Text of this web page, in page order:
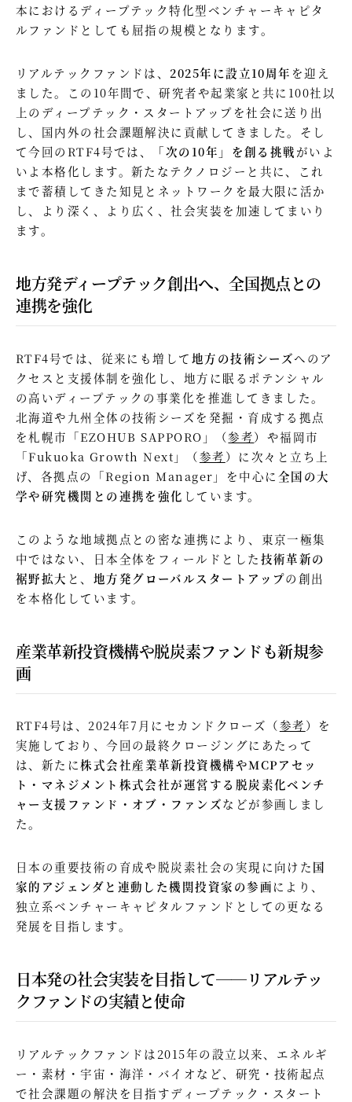
本におけるディープテック特化型ベンチャーキャピタ
ルファンドとしても屈指の規模となります。
リアルテックファンドは、 2025年に設立10周年 を迎え
ました。この10年間で、研究者や起業家と共に100社以
上のディープテック・スタートアップを社会に送り出
し、国内外の社会課題解決に貢献してきました。そし
て今回のRTF4号では、
「次の10年」を創る挑戦がいよ
いよ本格化します。新たなテクノロジーと共に、これ
まで蓄積してきた知見とネットワークを最大限に活か
し、より深く、より広く、社会実装を加速してまいり
ます。
地方発ディープテック創出へ、全国拠点との
連携を強化
RTF4号では、従来にも増して地方の技術シーズへのア
クセスと支援体制を強化し、地方に眠るポテンシャル
の高いディープテックの事業化を推進してきました。
北海道や九州全体の技術シーズを発掘・育成する拠点
を札幌市「EZOHUB SAPPORO」（参考）や福岡市
「Fukuoka Growth Next」（参考）に次々と立ち上
げ、各拠点の「Region Manager」を中心に全国の大
学や研究機関との連携を強化 しています。
このような地域拠点との密な連携により、東京一極集
中ではない、日本全体をフィールドとした技術革新の
裾野拡大 と、 地方発グローバルスタートアップの創出
を本格化しています。
産業革新投資機構や脱炭素ファンドも新規参
画
RTF4号は、2024年7月にセカンドクローズ（参考）を
実施しており、今回の最終クロージングにあたって
は、新たに株式会社産業革新投資機構やMCPアセッ
ト・マネジメント株式会社が運営する脱炭素化ベンチ
ャー支援ファンド・オブ・ファンズなどが参画しまし
た。
日本の重要技術の育成や脱炭素社会の実現に向けた国
家的アジェンダと連動した機関投資家の参画により、
独立系ベンチャーキャピタルファンドとしての更なる
発展を目指します。
日本発の社会実装を目指して──リアルテッ
クファンドの実績と使命
リアルテックファンドは2015年の設立以来、エネルギ
ー・素材・宇宙・海洋・バイオなど、研究・技術起点
で社会課題の解決を目指すディープテック・スタート